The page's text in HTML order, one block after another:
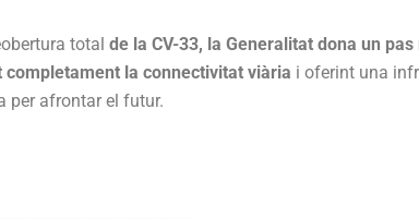
total de la CV-33, la Generalitat dona un
completament la connectivitat viària i oferint una
per afrontar el futur.